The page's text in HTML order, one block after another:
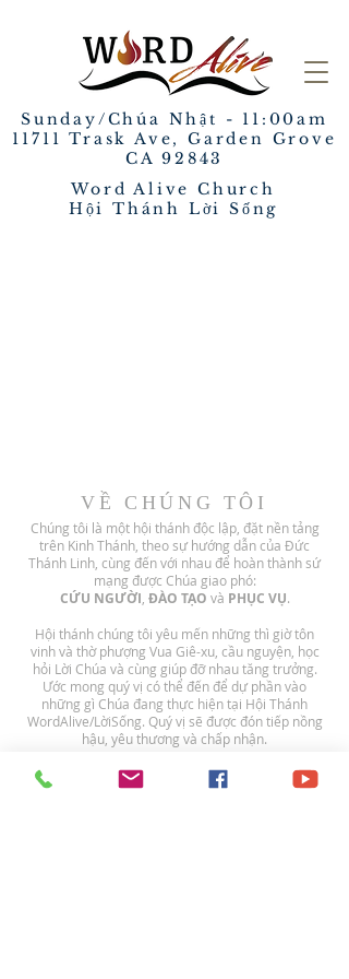
Word Alive Church
Hội Thánh Lời Sống
Sunday/Chúa Nhật - 11:00am
​11711 Trask Ave, Garden Grove
CA 92843
VỀ CHÚNG TÔI
GARDEN GROVE, CA
Chúng tôi là một hội thánh độc lập, đặt nền tảng
trên Kinh Thánh, theo sự hướng dẫn của Đức
Thánh Linh, cùng đến với nhau để hoàn thành sứ
mạng được Chúa giao phó:
CỨU NGƯỜI ĐÀO TẠO và PHỤC VỤ.
Hội thánh chúng tôi yêu mến những thì giờ tôn
vinh và thờ phượng Vua Giê-xu, cầu nguyện, học
hỏi Lời Chúa và cùng giúp đỡ nhau tăng trưởng.
Ước mong quý vị có thể đến để dự phần vào
những gì Chúa đang thực hiện tại Hội Thánh
WordAlive/LờiSống. Quý vị sẽ được đón tiếp nồng
hậu, yêu thương và chấp nhận.